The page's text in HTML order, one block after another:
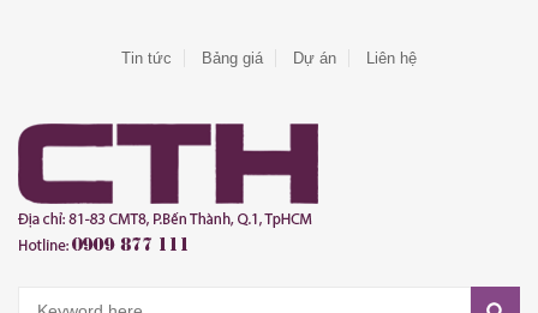
Tin tức Bảng giá Dự án Liên hệ